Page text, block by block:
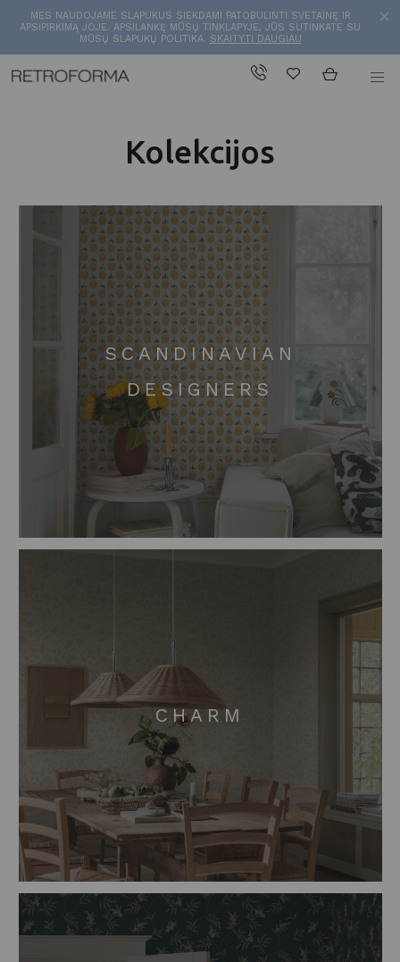
MES NAUDOJAME SLAPUKUS SIEKDAMI PATOBULINTI SVETAINĘ IR
APSIPIRKIMĄ JOJE. APSILANKĘ MŪSŲ TINKLAPYJE, JŪS SUTINKATE SU
MŪSŲ SLAPUKŲ POLITIKA. SKAITYTI DAUGIAU
Kolekcijos
SCANDINAVIAN
DESIGNERS
CHARM